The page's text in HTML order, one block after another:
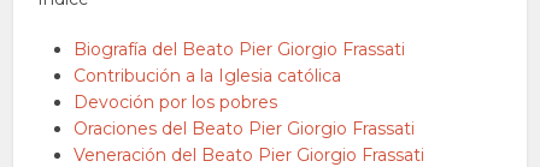
Biografía del Beato Pier Giorgio Frassati
Contribución a la Iglesia católica
Devoción por los pobres
Oraciones del Beato Pier Giorgio Frassati
Veneración del Beato Pier Giorgio Frassati